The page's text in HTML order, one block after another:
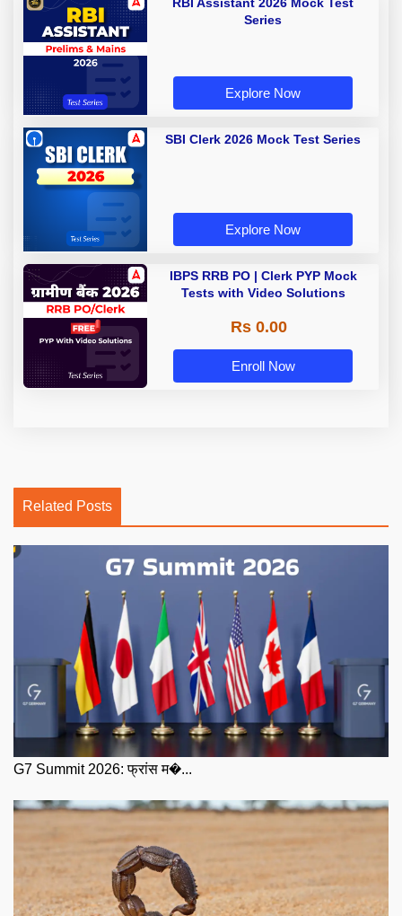
RBI Assistant 2026 Mock Test
Series
Explore Now
SBI Clerk 2026 Mock Test Series
Explore Now
IBPS RRB PO | Clerk PYP Mock
Tests with Video Solutions
Rs 0.00
Enroll Now
Related Posts
G7 Summit 2026: फ्रांस म�...